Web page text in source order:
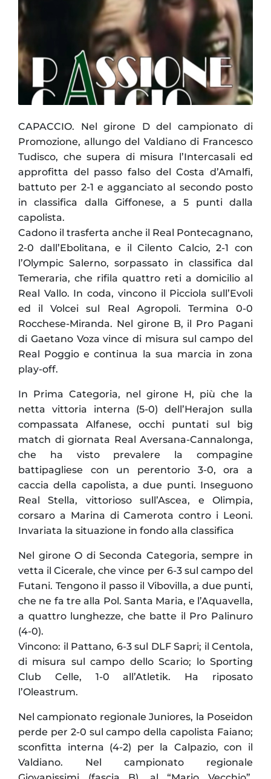
CAPACCIO. Nel girone D del campionato di
Promozione, allungo del Valdiano di Francesco
Tudisco, che supera di misura l’Intercasali ed
approfitta del passo falso del Costa d’Amalfi,
battuto per 2-1 e agganciato al secondo posto
in classifica dalla Giffonese, a 5 punti dalla
capolista.
Cadono il trasferta anche il Real Pontecagnano,
2-0 dall’Ebolitana, e il Cilento Calcio, 2-1 con
l’Olympic Salerno, sorpassato in classifica dal
Temeraria, che rifila quattro reti a domicilio al
Real Vallo. In coda, vincono il Picciola sull’Evoli
ed il Volcei sul Real Agropoli. Termina 0-0
Rocchese-Miranda. Nel girone B, il Pro Pagani
di Gaetano Voza vince di misura sul campo del
Real Poggio e continua la sua marcia in zona
play-off.
In Prima Categoria, nel girone H, più che la
netta vittoria interna (5-0) dell’Herajon sulla
compassata Alfanese, occhi puntati sul big
match di giornata Real Aversana-Cannalonga,
che ha visto prevalere la compagine
battipagliese con un perentorio 3-0, ora a
caccia della capolista, a due punti. Inseguono
Real Stella, vittorioso sull’Ascea, e Olimpia,
corsaro a Marina di Camerota contro i Leoni.
Invariata la situazione in fondo alla classifica
Nel girone O di Seconda Categoria, sempre in
vetta il Cicerale, che vince per 6-3 sul campo del
Futani. Tengono il passo il Vibovilla, a due punti,
che ne fa tre alla Pol. Santa Maria, e l’Aquavella,
a quattro lunghezze, che batte il Pro Palinuro
(4-0).
Vincono: il Pattano, 6-3 sul DLF Sapri; il Centola,
di misura sul campo dello Scario; lo Sporting
Club Celle, 1-0 all’Atletik. Ha riposato
l’Oleastrum.
Nel campionato regionale Juniores, la Poseidon
perde per 2-0 sul campo della capolista Faiano;
sconfitta interna (4-2) per la Calpazio, con il
Valdiano. Nel campionato regionale